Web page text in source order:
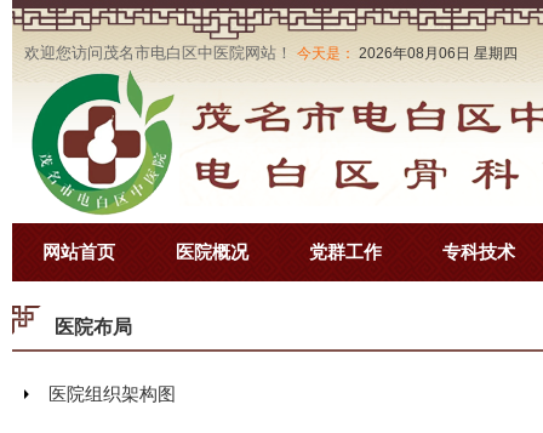
欢迎您访问茂名市电白区中医院网站！ 今天是： 2026年08月06日 星期四
网站首页 医院概况 党群工作 专科技术
医院布局
医院组织架构图